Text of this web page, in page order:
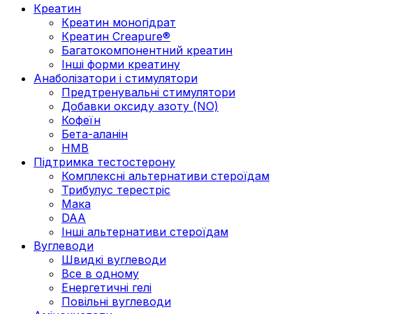
Креатин
Креатин моногідрат
Креатин Creapure®
Багатокомпонентний креатин
Інші форми креатину
Анаболізатори і стимулятори
Предтренувальні стимулятори
Добавки оксиду азоту (NO)
Кофеїн
Бета-аланін
HMB
Підтримка тестостерону
Комплексні альтернативи стероїдам
Трибулус терестріс
Мака
DAA
Інші альтернативи стероїдам
Вуглеводи
Швидкі вуглеводи
Все в одному
Енергетичні гелі
Повільні вуглеводи